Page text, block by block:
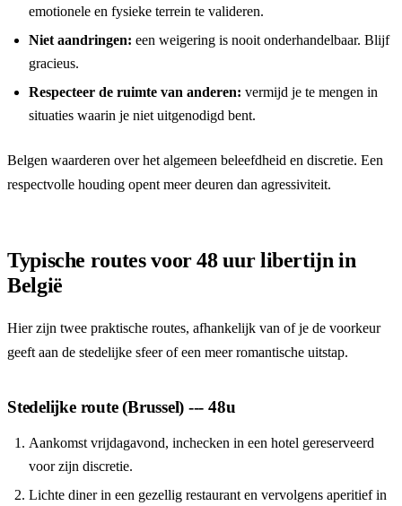
emotionele en fysieke terrein te valideren.
Niet aandringen: een weigering is nooit onderhandelbaar. Blijf
gracieus.
Respecteer de ruimte van anderen: vermijd je te mengen in
situaties waarin je niet uitgenodigd bent.
Belgen waarderen over het algemeen beleefdheid en discretie. Een
respectvolle houding opent meer deuren dan agressiviteit.
Typische routes voor 48 uur libertijn in
België
Hier zijn twee praktische routes, afhankelijk van of je de voorkeur
geeft aan de stedelijke sfeer of een meer romantische uitstap.
Stedelijke route (Brussel) --- 48u
Aankomst vrijdagavond, inchecken in een hotel gereserveerd
voor zijn discretie.
Lichte diner in een gezellig restaurant en vervolgens aperitief in